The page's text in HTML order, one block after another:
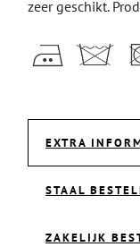
zeer geschikt.
EXTRA
STAAL
ZAKELIJK